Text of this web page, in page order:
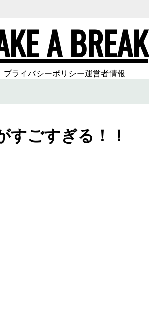
A BREAK
プライバシーポリシー運営者情報
ごすぎる！！